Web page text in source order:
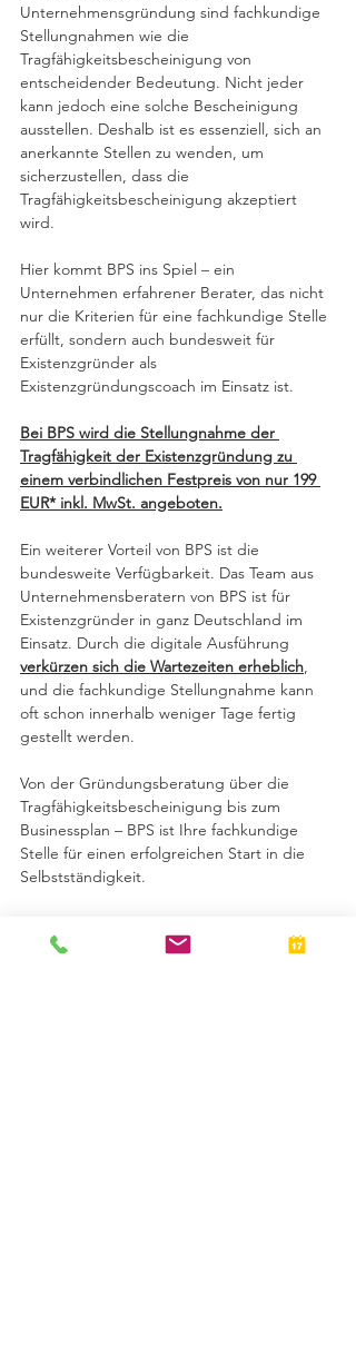
Unternehmensgründung sind fachkundige
Stellungnahmen wie die
Tragfähigkeitsbescheinigung von
entscheidender Bedeutung. Nicht jeder
kann jedoch eine solche Bescheinigung
ausstellen. Deshalb ist es essenziell, sich an
anerkannte Stellen zu wenden, um
sicherzustellen, dass die
Tragfähigkeitsbescheinigung akzeptiert
wird.
Hier kommt BPS ins Spiel – ein
Unternehmen erfahrener Berater, das nicht
nur die Kriterien für eine fachkundige Stelle
erfüllt, sondern auch bundesweit für
Existenzgründer als
Existenzgründungscoach im Einsatz ist.
Bei BPS wird die Stellungnahme der
Tragfähigkeit der Existenzgründung zu
einem verbindlichen Festpreis von nur 199
EUR* inkl. MwSt. angeboten.
Ein weiterer Vorteil von BPS ist die
bundesweite Verfügbarkeit. Das Team aus
Unternehmensberatern von BPS ist für
Existenzgründer in ganz Deutschland im
Einsatz. Durch die digitale Ausführung
verkürzen sich die Wartezeiten erheblich,
und die fachkundige Stellungnahme kann
oft schon innerhalb weniger Tage fertig
gestellt werden.
Von der Gründungsberatung über die
Tragfähigkeitsbescheinigung bis zum
Businessplan – BPS ist Ihre fachkundige
Stelle für einen erfolgreichen Start in die
Selbstständigkeit.
haben.